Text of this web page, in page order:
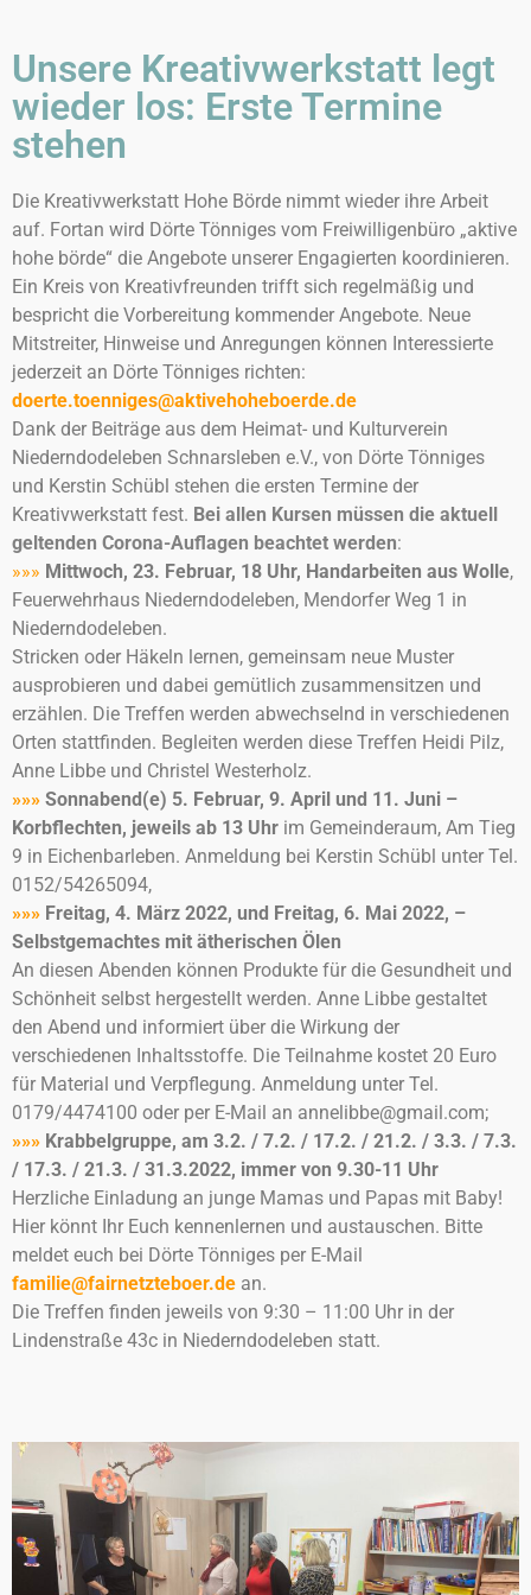
Unsere Kreativwerkstatt legt
wieder los: Erste Termine
stehen
Die Kreativwerkstatt Hohe Börde nimmt wieder ihre Arbeit
auf. Fortan wird Dörte Tönniges vom Freiwilligenbüro „aktive
hohe börde“ die Angebote unserer Engagierten koordinieren.
Ein Kreis von Kreativfreunden trifft sich regelmäßig und
bespricht die Vorbereitung kommender Angebote. Neue
Mitstreiter, Hinweise und Anregungen können Interessierte
jederzeit an Dörte Tönniges richten:
doerte.toenniges@aktivehoheboerde.de
Dank der Beiträge aus dem Heimat- und Kulturverein
Niederndodeleben Schnarsleben e.V., von Dörte Tönniges
und Kerstin Schübl stehen die ersten Termine der
Kreativwerkstatt fest. Bei allen Kursen müssen die aktuell
geltenden Corona-Auflagen beachtet werden:
»»» Mittwoch, 23. Februar, 18 Uhr, Handarbeiten aus Wolle,
Feuerwehrhaus Niederndodeleben, Mendorfer Weg 1 in
Niederndodeleben.
Stricken oder Häkeln lernen, gemeinsam neue Muster
ausprobieren und dabei gemütlich zusammensitzen und
erzählen. Die Treffen werden abwechselnd in verschiedenen
Orten stattfinden. Begleiten werden diese Treffen Heidi Pilz,
Anne Libbe und Christel Westerholz.
»»» Sonnabend(e) 5. Februar, 9. April und 11. Juni –
Korbflechten, jeweils ab 13 Uhr im Gemeinderaum, Am Tieg
9 in Eichenbarleben. Anmeldung bei Kerstin Schübl unter Tel.
0152/54265094,
»»» Freitag, 4. März 2022, und Freitag, 6. Mai 2022, –
Selbstgemachtes mit ätherischen Ölen
An diesen Abenden können Produkte für die Gesundheit und
Schönheit selbst hergestellt werden. Anne Libbe gestaltet
den Abend und informiert über die Wirkung der
verschiedenen Inhaltsstoffe. Die Teilnahme kostet 20 Euro
für Material und Verpflegung. Anmeldung unter Tel.
0179/4474100 oder per E-Mail an annelibbe@gmail.com;
»»» Krabbelgruppe, am 3.2. / 7.2. / 17.2. / 21.2. / 3.3. / 7.3.
/ 17.3. / 21.3. / 31.3.2022, immer von 9.30-11 Uhr
Herzliche Einladung an junge Mamas und Papas mit Baby!
Hier könnt Ihr Euch kennenlernen und austauschen. Bitte
meldet euch bei Dörte Tönniges per E-Mail
familie@fairnetzteboer.de an.
Die Treffen finden jeweils von 9:30 – 11:00 Uhr in der
Lindenstraße 43c in Niederndodeleben statt.